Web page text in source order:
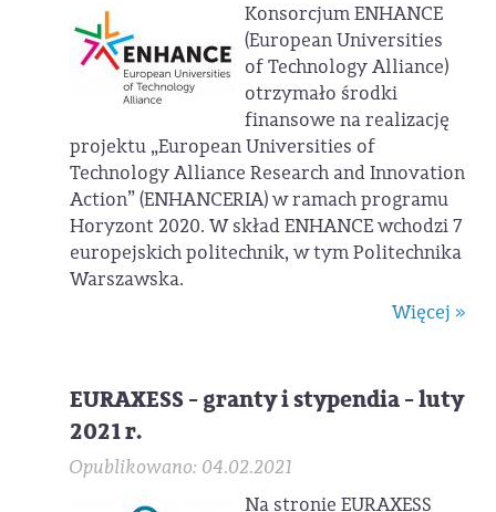
Konsorcjum ENHANCE
(European Universities
of Technology Alliance)
otrzymało środki
finansowe na realizację
projektu „European Universities of
Technology Alliance Research and Innovation
Action” (ENHANCERIA) w ramach programu
Horyzont 2020. W skład ENHANCE wchodzi 7
europejskich politechnik, w tym Politechnika
Warszawska.
Więcej »
EURAXESS - granty i stypendia - luty
2021 r.
Opublikowano: 04.02.2021
Na stronie EURAXESS